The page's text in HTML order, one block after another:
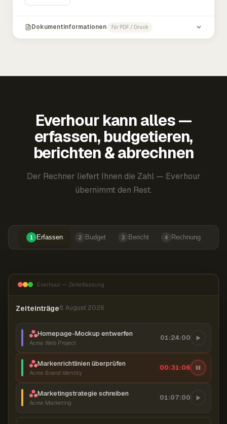
Dokumentinformationen für PDF / Druck
Everhour kann alles —
erfassen, budgetieren,
berichten & abrechnen
Der Rechner liefert Ihnen die Zahl — Everhour
übernimmt den Rest.
1 Erfassen 2 Budget 3 Bericht 4 Rechnung
Everhour — Zeiterfassung
Zeiteinträge8. August 2026
Homepage-Mockup entwerfen
Acme Web Project
01:24:00
Markenrichtlinien überprüfen
Acme Brand Identity
00:31:07
Marketingstrategie schreiben
Acme Marketing
01:07:00